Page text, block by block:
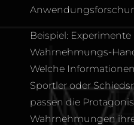
Beispiel:
Wahrnehmungs-
Welche
Sportler oder
passen die
Wahrnehmungen